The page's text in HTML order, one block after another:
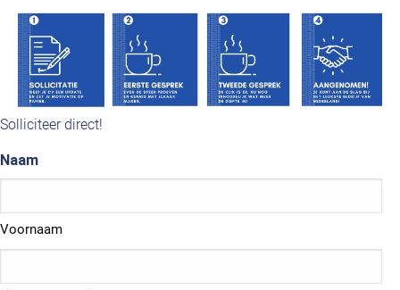
Solliciteer direct!
Naam
Voornaam